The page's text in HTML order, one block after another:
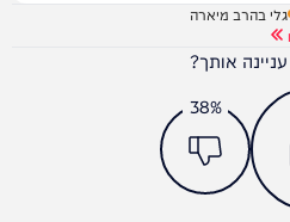
גלי בהרב מיארה
אותך?
38%